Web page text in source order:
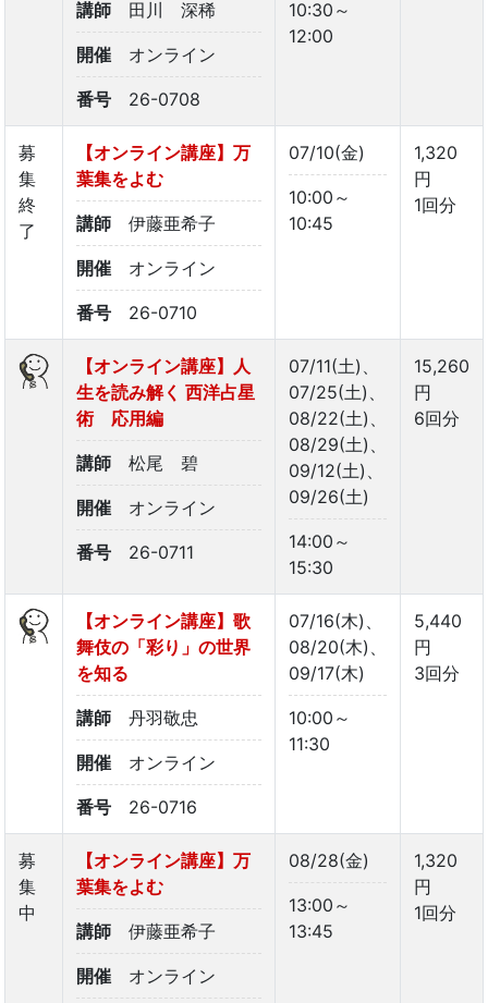
講師 田川 深稀
開催 オンライン
番号 26-0708
10:30～
12:00
募
集
終
了
【オンライン講座】万
葉集をよむ
講師 伊藤亜希子
開催 オンライン
番号 26-0710
07/10(金)
10:00～
10:45
1,320
円
1回分
【オンライン講座】人
生を読み解く 西洋占星
術 応用編
講師 松尾 碧
開催 オンライン
番号 26-0711
07/11(土)、
07/25(土)、
08/22(土)、
08/29(土)、
09/12(土)、
09/26(土)
14:00～
15:30
15,260
円
6回分
【オンライン講座】歌
舞伎の「彩り」の世界
を知る
講師 丹羽敬忠
開催 オンライン
番号 26-0716
07/16(木)、
08/20(木)、
09/17(木)
10:00～
11:30
5,440
円
3回分
募
集
中
【オンライン講座】万
葉集をよむ
講師 伊藤亜希子
開催 オンライン
08/28(金)
13:00～
13:45
1,320
円
1回分